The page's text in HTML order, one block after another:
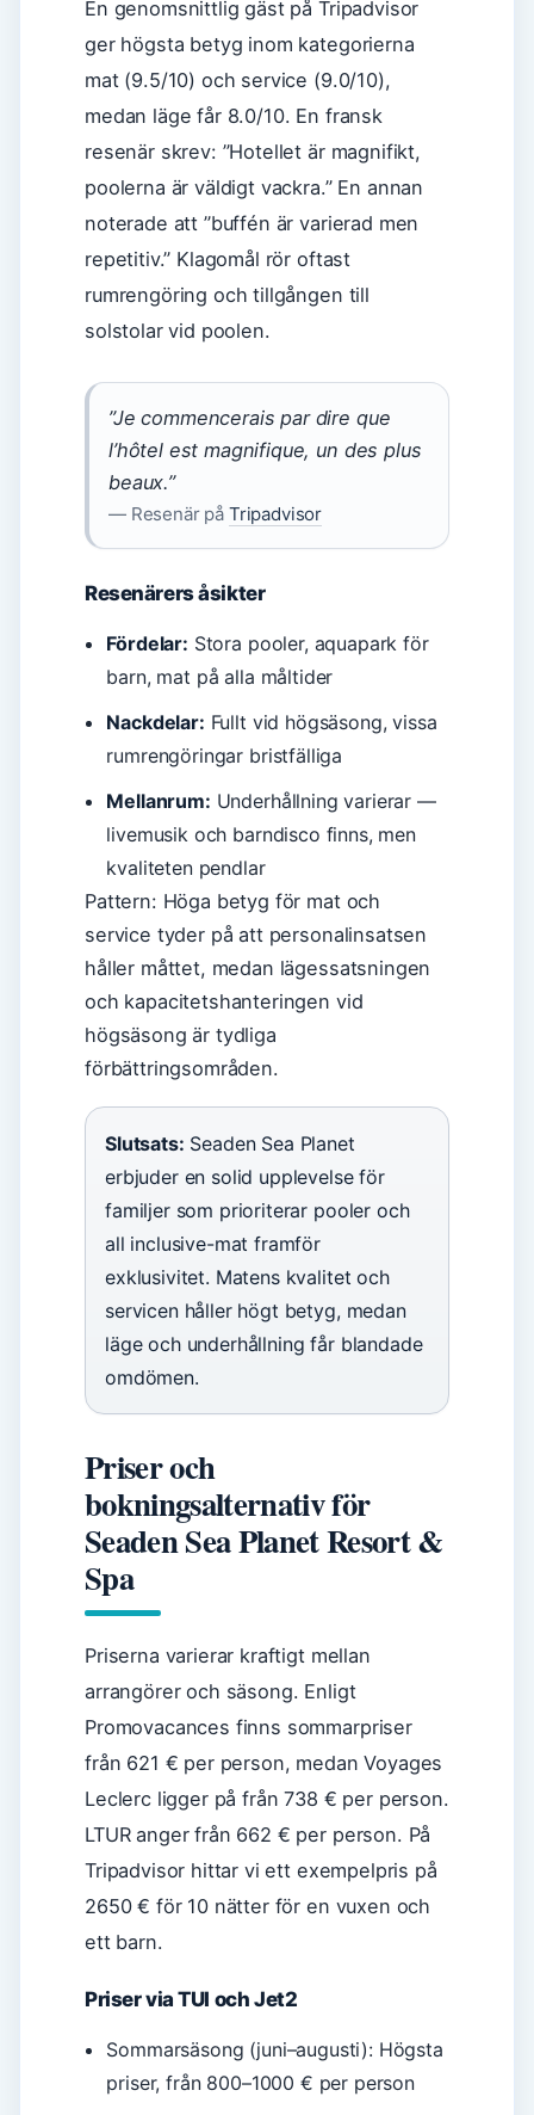
En genomsnittlig gäst på Tripadvisor
ger högsta betyg inom kategorierna
mat (9.5/10) och service (9.0/10),
medan läge får 8.0/10. En fransk
resenär skrev: ”Hotellet är magnifikt,
poolerna är väldigt vackra.” En annan
noterade att ”buffén är varierad men
repetitiv.” Klagomål rör oftast
rumrengöring och tillgången till
solstolar vid poolen.
”Je commencerais par dire que
l’hôtel est magnifique, un des plus
beaux.”
— Resenär på Tripadvisor
Resenärers åsikter
Fördelar: Stora pooler, aquapark för
barn, mat på alla måltider
Nackdelar: Fullt vid högsäsong, vissa
rumrengöringar bristfälliga
Mellanrum: Underhållning varierar —
livemusik och barndisco finns, men
kvaliteten pendlar
Pattern: Höga betyg för mat och
service tyder på att personalinsatsen
håller måttet, medan lägessatsningen
och kapacitetshanteringen vid
högsäsong är tydliga
förbättringsområden.
Slutsats: Seaden Sea Planet
erbjuder en solid upplevelse för
familjer som prioriterar pooler och
all inclusive-mat framför
exklusivitet. Matens kvalitet och
servicen håller högt betyg, medan
läge och underhållning får blandade
omdömen.
Priser och
bokningsalternativ för
Seaden Sea Planet Resort &
Spa
Priserna varierar kraftigt mellan
arrangörer och säsong. Enligt
Promovacances finns sommarpriser
från 621 € per person, medan Voyages
Leclerc ligger på från 738 € per person.
LTUR anger från 662 € per person. På
Tripadvisor hittar vi ett exempelpris på
2650 € för 10 nätter för en vuxen och
ett barn.
Priser via TUI och Jet2
Sommarsäsong (juni–augusti): Högsta
priser, från 800–1000 € per person